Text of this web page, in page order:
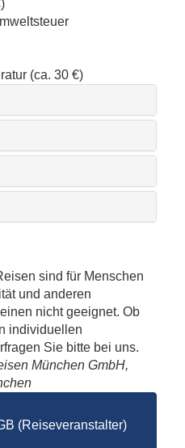
(ca. 30 €)
sind für Menschen
und anderen
nicht geeignet. Ob
individuellen
Sie bitte bei uns.
München GmbH,
(Reiseveranstalter)